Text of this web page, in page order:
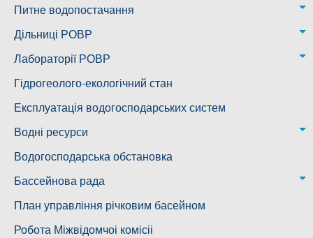
Питне водопостачання
м. Миколаїв
Казанківська ТГ
Дільниці РОВР
Новоодеська дільниця – водогін № 1,2
Воскресенська дільниця – водогін № 3
Ковалівська дільниця
Новобузька дільниця
Снігурівська дільниця
Дільниця з обслуговування насосного обладнання та
водоочисних установок
Лабораторії РОВР
Лабораторія моніторингу вод
Лабораторія питного водопостачання
Гідрогеолого-екологічний стан
Експлуатація водогосподарських систем
Водні ресурси
Режими роботи водних об’єктів
Водогосподарська обстановка
Бассейнова рада
Басейнова рада Південного Бугу
Басейнова рада нижнього Дніпра
План управління річковим басейном
Робота Міжвідомчоі комісіі